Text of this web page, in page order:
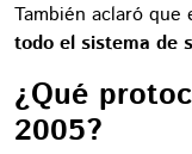
También aclaró
todo el sistema de
¿Qué
2005?